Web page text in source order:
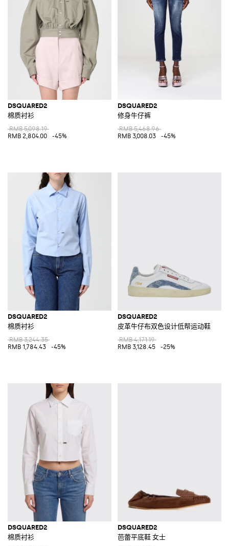
DSQUARED2
棉质衬衫
RMB 5,098.19
RMB 2,804.00
-45%
DSQUARED2
修身牛仔裤
RMB 5,468.96
RMB 3,008.03
-45%
DSQUARED2
棉质衬衫
RMB 3,244.35
RMB 1,784.43
-45%
DSQUARED2
皮革牛仔布双色设计低帮运动鞋
RMB 4,171.19
RMB 3,128.45
-25%
DSQUARED2
棉质衬衫
DSQUARED2
芭蕾平底鞋 女士